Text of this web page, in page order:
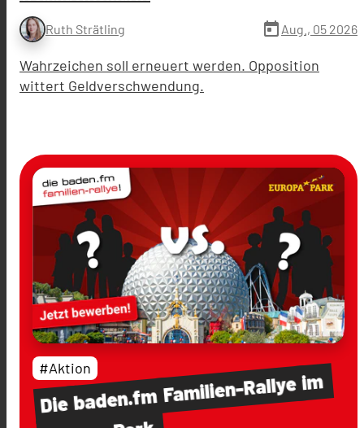
Ruth Strätling today Aug., 05 2026
Wahrzeichen soll erneuert werden. Opposition
wittert Geldverschwendung.
Diebaden.fmFamilien-Rallyeim
#Aktion